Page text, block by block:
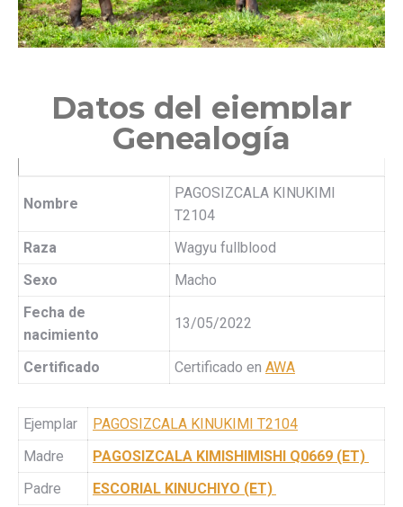
Datos del ejemplar
Genealogía
Nombre
PAGOSIZCALA KINUKIMI
T2104
Raza
Wagyu fullblood
Sexo
Macho
Fecha de
nacimiento
13/05/2022
Certificado Certificado en AWA
Ejemplar
PAGOSIZCALA KINUKIMI T2104
Madre
PAGOSIZCALA KIMISHIMISHI Q0669 (ET)
Padre
ESCORIAL KINUCHIYO (ET)